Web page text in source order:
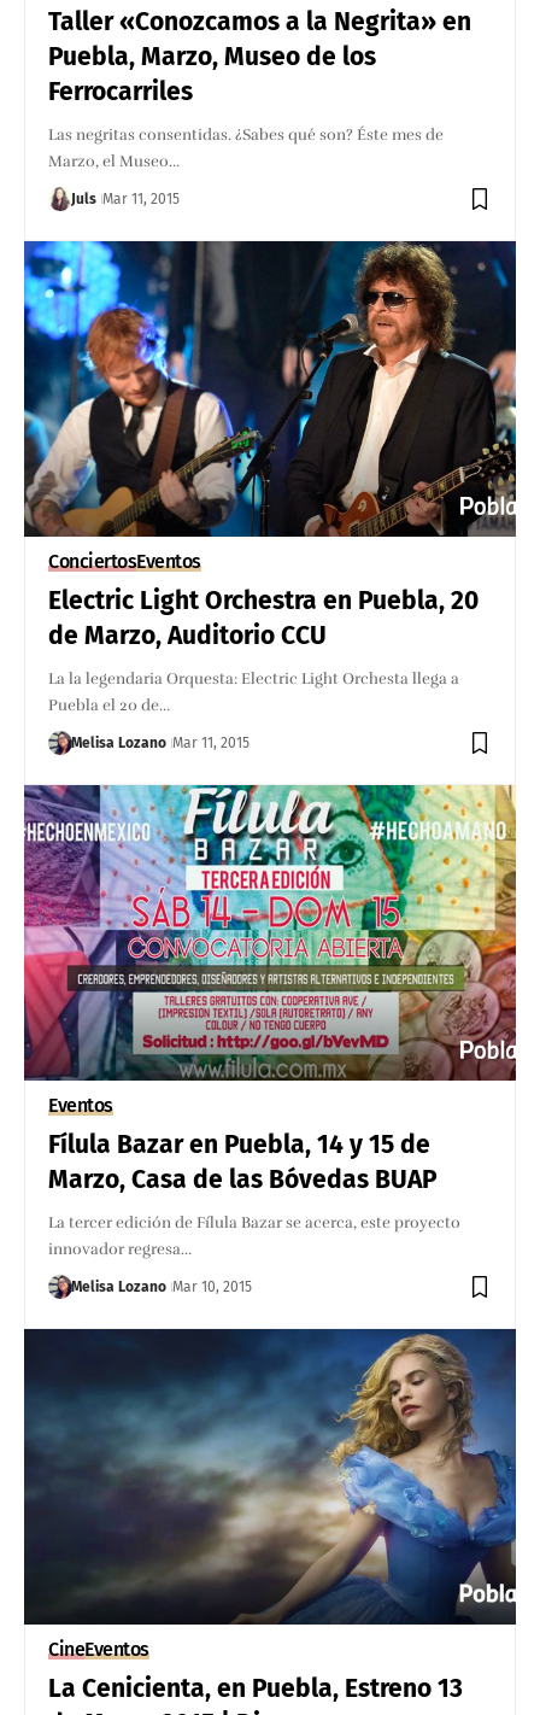
Taller «Conozcamos a la Negrita» en
Puebla, Marzo, Museo de los
Ferrocarriles
Las negritas consentidas. ¿Sabes qué son? Éste mes de
Marzo, el Museo…
Juls Mar 11, 2015
ConciertosEventos
Electric Light Orchestra en Puebla, 20
de Marzo, Auditorio CCU
La la legendaria Orquesta: Electric Light Orchesta llega a
Puebla el 20 de…
Melisa Lozano Mar 11, 2015
Eventos
Fílula Bazar en Puebla, 14 y 15 de
Marzo, Casa de las Bóvedas BUAP
La tercer edición de Fílula Bazar se acerca, este proyecto
innovador regresa…
Melisa Lozano Mar 10, 2015
CineEventos
La Cenicienta, en Puebla, Estreno 13